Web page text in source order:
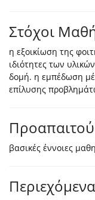
Στόχοι
η εξοικίωση της
ιδιότητες των
δομή. η εμπέδωση
επίλυσης
βασικές έννοιες
Περιεχόμενα